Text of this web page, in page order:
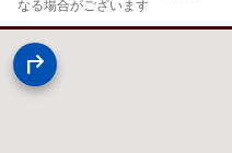
なる場合がございます